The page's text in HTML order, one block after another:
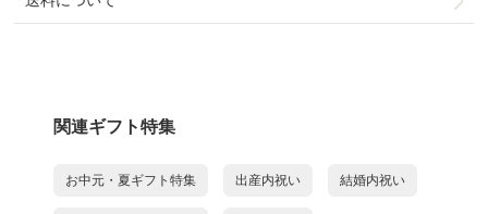
関連ギフト特集
お中元・夏ギフト特集 出産内祝い 結婚内祝い